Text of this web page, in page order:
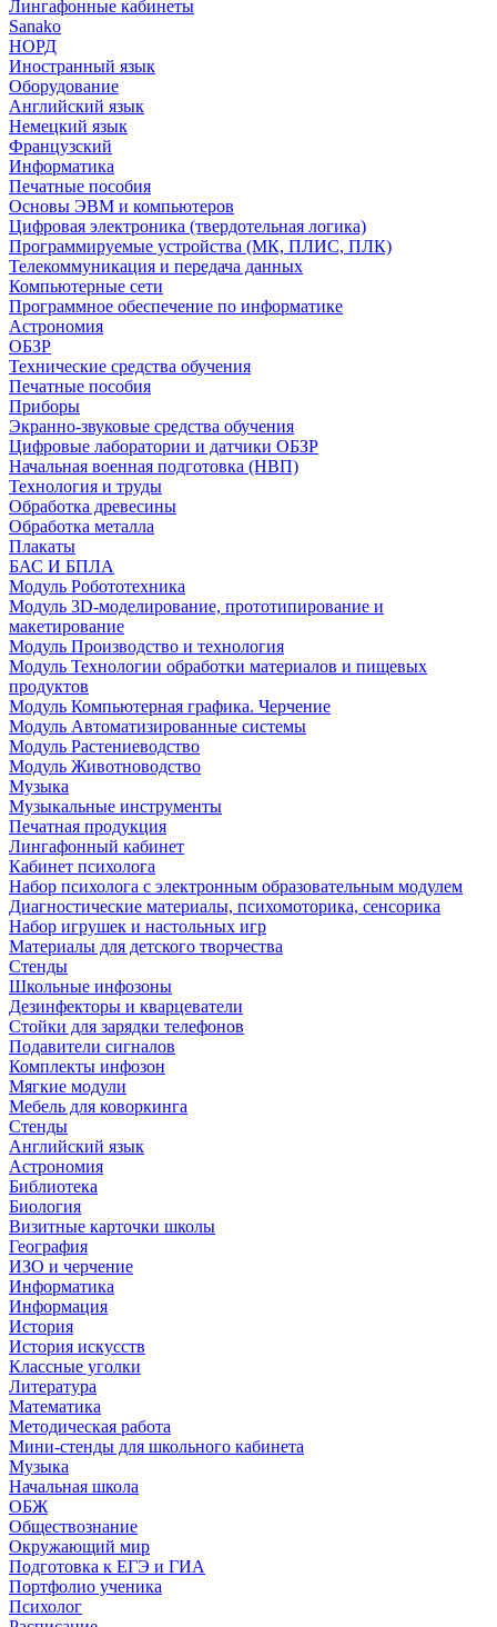
Лингафонные кабинеты
Sanako
НОРД
Иностранный язык
Оборудование
Английский язык
Немецкий язык
Французский
Информатика
Печатные пособия
Основы ЭВМ и компьютеров
Цифровая электроника (твердотельная логика)
Программируемые устройства (МК, ПЛИС, ПЛК)
Телекоммуникация и передача данных
Компьютерные сети
Программное обеспечение по информатике
Астрономия
ОБЗР
Технические средства обучения
Печатные пособия
Приборы
Экранно-звуковые средства обучения
Цифровые лаборатории и датчики ОБЗР
Начальная военная подготовка (НВП)
Технология и труды
Обработка древесины
Обработка металла
Плакаты
БАС И БПЛА
Модуль Робототехника
Модуль 3D-моделирование, прототипирование и
макетирование
Модуль Производство и технология
Модуль Технологии обработки материалов и пищевых
продуктов
Модуль Компьютерная графика. Черчение
Модуль Автоматизированные системы
Модуль Растениеводство
Модуль Животноводство
Музыка
Музыкальные инструменты
Печатная продукция
Лингафонный кабинет
Кабинет психолога
Набор психолога с электронным образовательным модулем
Диагностические материалы, психомоторика, сенсорика
Набор игрушек и настольных игр
Материалы для детского творчества
Стенды
Школьные инфозоны
Дезинфекторы и кварцеватели
Стойки для зарядки телефонов
Подавители сигналов
Комплекты инфозон
Мягкие модули
Мебель для коворкинга
Стенды
Английский язык
Астрономия
Библиотека
Биология
Визитные карточки школы
География
ИЗО и черчение
Информатика
Информация
История
История искусств
Классные уголки
Литература
Математика
Методическая работа
Мини-стенды для школьного кабинета
Музыка
Начальная школа
ОБЖ
Обществознание
Окружающий мир
Подготовка к ЕГЭ и ГИА
Портфолио ученика
Психолог